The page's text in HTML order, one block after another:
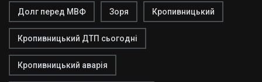
Долг перед МВФ Зоря Кропивницький
Кропивницький ДТП сьогодні
Кропивницький аварія